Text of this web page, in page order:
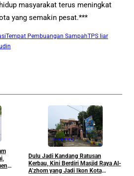
masyarakat terus meningkat
yang semakin pesat.***
Tempat Pembuangan SampahTPS liar
Tangerang
Dulu Jadi Kandang Ratusan
Kerbau, Kini Berdiri Masjid Raya Al-
A’zhom yang Jadi Ikon Kota